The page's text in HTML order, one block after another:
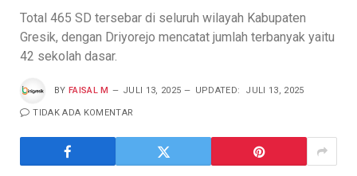
Total 465 SD tersebar di seluruh wilayah Kabupaten
Gresik, dengan Driyorejo mencatat jumlah terbanyak yaitu
42 sekolah dasar.
BY FAISAL M JULI 13, 2025 UPDATED: JULI 13, 2025
TIDAK ADA KOMENTAR